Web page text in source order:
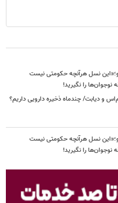
نسل هرآنچه حکومتی نیست
را نگیرید!
نسل هرآنچه حکومتی نیست
را نگیرید!